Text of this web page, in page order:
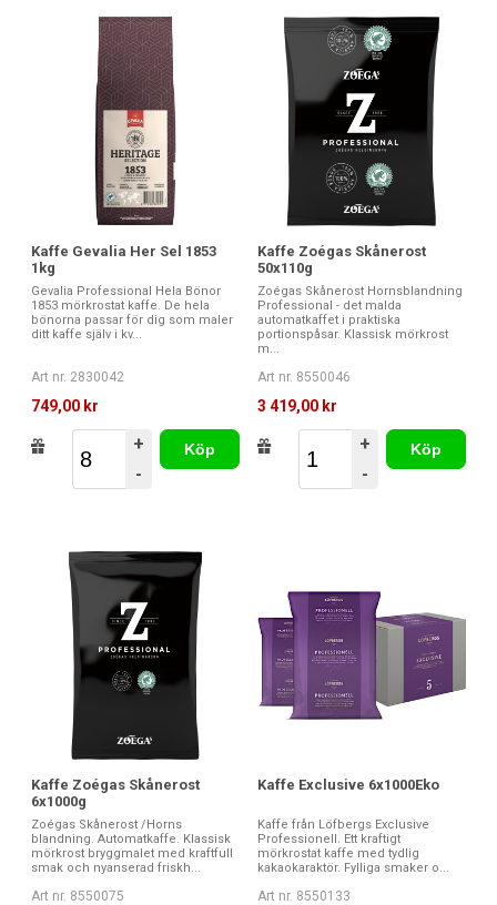
Kaffe Gevalia Her Sel 1853
1kg
Gevalia Professional Hela Bönor
1853 mörkrostat kaffe. De hela
bönorna passar för dig som maler
ditt kaffe själv i kv...
Art nr. 2830042
749,00 kr
+
-
Köp
Kaffe Zoégas Skånerost
50x110g
Zoégas Skånerost Hornsblandning
Professional - det malda
automatkaffet i praktiska
portionspåsar. Klassisk mörkrost
m...
Art nr. 8550046
3 419,00 kr
+
-
Köp
Kaffe Zoégas Skånerost
6x1000g
Zoégas Skånerost /Horns
blandning. Automatkaffe. Klassisk
mörkrost bryggmalet med kraftfull
smak och nyanserad friskh...
Art nr. 8550075
Kaffe Exclusive 6x1000Eko
Kaffe från Löfbergs Exclusive
Professionell. Ett kraftigt
mörkrostat kaffe med tydlig
kakaokaraktör. Fylliga smaker o...
Art nr. 8550133